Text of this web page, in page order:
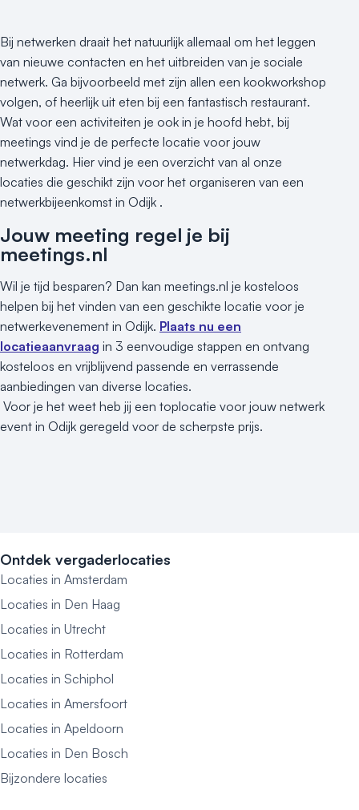
Bij netwerken draait het natuurlijk allemaal om het leggen
van nieuwe contacten en het uitbreiden van je sociale
netwerk. Ga bijvoorbeeld met zijn allen een kookworkshop
volgen, of heerlijk uit eten bij een fantastisch restaurant.
Wat voor een activiteiten je ook in je hoofd hebt, bij
meetings vind je de perfecte locatie voor jouw
netwerkdag. Hier vind je een overzicht van al onze
locaties die geschikt zijn voor het organiseren van een
netwerkbijeenkomst in Odijk .
Jouw meeting regel je bij
meetings.nl
Wil je tijd besparen? Dan kan meetings.nl je kosteloos
helpen bij het vinden van een geschikte locatie voor je
netwerkevenement in Odijk. Plaats nu een
locatieaanvraag in 3 eenvoudige stappen en ontvang
kosteloos en vrijblijvend passende en verrassende
aanbiedingen van diverse locaties.
Voor je het weet heb jij een toplocatie voor jouw netwerk
event in Odijk geregeld voor de scherpste prijs.
Ontdek vergaderlocaties
Locaties in Amsterdam
Locaties in Den Haag
Locaties in Utrecht
Locaties in Rotterdam
Locaties in Schiphol
Locaties in Amersfoort
Locaties in Apeldoorn
Locaties in Den Bosch
Bijzondere locaties